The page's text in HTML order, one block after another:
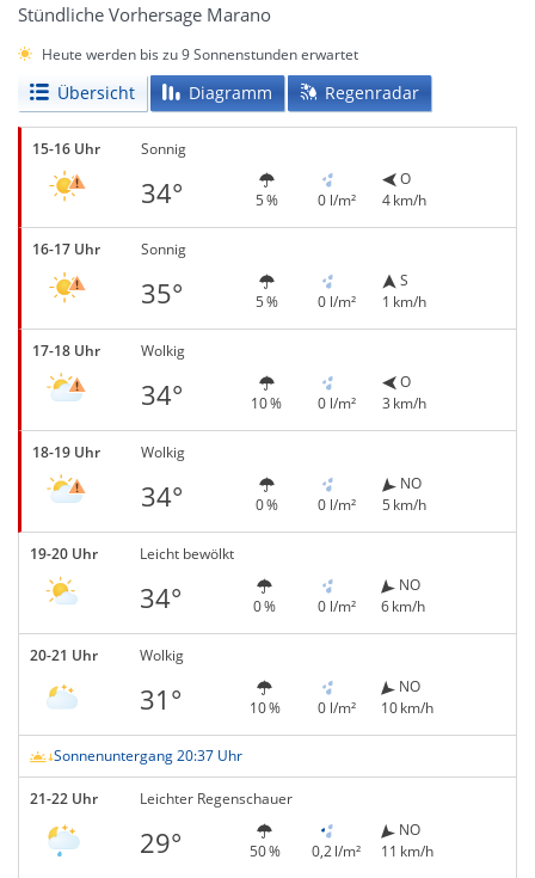
Stündliche Vorhersage Marano
Heute werden bis zu 9 Sonnenstunden erwartet
Übersicht Diagramm Regenradar
15-16 Uhr Sonnig
34° 5 % 0 l/m²
O
4 km/h
16-17 Uhr Sonnig
35° 5 % 0 l/m²
S
1 km/h
17-18 Uhr Wolkig
34° 10 % 0 l/m²
O
3 km/h
18-19 Uhr Wolkig
34° 0 % 0 l/m²
NO
5 km/h
19-20 Uhr Leicht bewölkt
34° 0 % 0 l/m²
NO
6 km/h
20-21 Uhr Wolkig
31° 10 % 0 l/m²
NO
10 km/h
Sonnenuntergang 20:37 Uhr
21-22 Uhr Leichter Regenschauer
29° 50 % 0,2 l/m²
NO
11 km/h